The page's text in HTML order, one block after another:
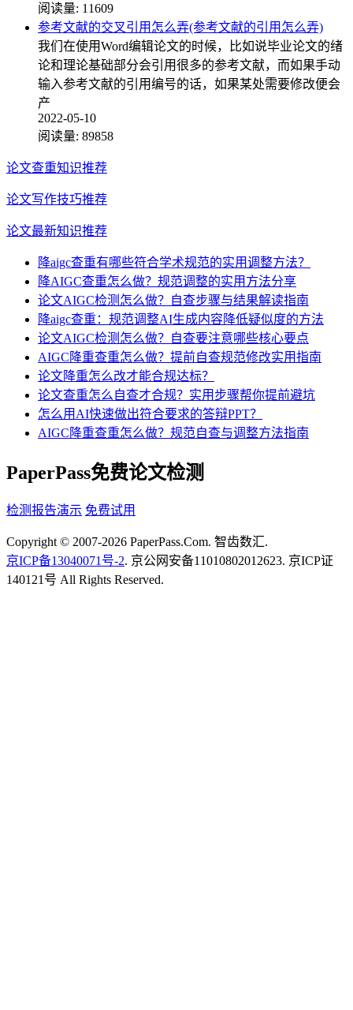
阅读量: 11609
参考文献的交叉引用怎么弄(参考文献的引用怎么弄)
我们在使用Word编辑论文的时候，比如说毕业论文的绪
论和理论基础部分会引用很多的参考文献，而如果手动
输入参考文献的引用编号的话，如果某处需要修改便会
产
2022-05-10
阅读量: 89858
论文查重知识推荐
论文写作技巧推荐
论文最新知识推荐
降aigc查重有哪些符合学术规范的实用调整方法？
降AIGC查重怎么做？规范调整的实用方法分享
论文AIGC检测怎么做？自查步骤与结果解读指南
降aigc查重：规范调整AI生成内容降低疑似度的方法
论文AIGC检测怎么做？自查要注意哪些核心要点
AIGC降重查重怎么做？提前自查规范修改实用指南
论文降重怎么改才能合规达标？
论文查重怎么自查才合规？实用步骤帮你提前避坑
怎么用AI快速做出符合要求的答辩PPT？
AIGC降重查重怎么做？规范自查与调整方法指南
PaperPass免费论文检测
检测报告演示 免费试用
Copyright © 2007-2026 PaperPass.Com. 智齿数汇.
京ICP备13040071号-2. 京公网安备11010802012623. 京ICP证
140121号 All Rights Reserved.